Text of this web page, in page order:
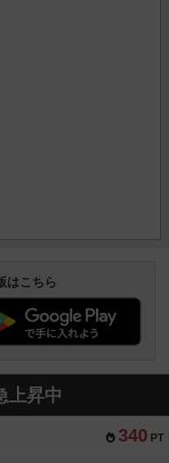
はこちら
上昇中
340 PT